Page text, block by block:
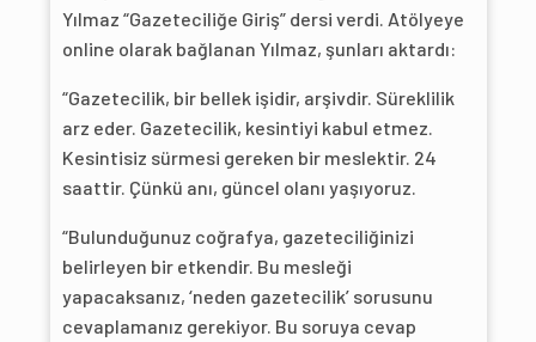
Yılmaz “Gazeteciliğe Giriş” dersi verdi. Atölyeye
online olarak bağlanan Yılmaz, şunları aktardı:
“Gazetecilik, bir bellek işidir, arşivdir. Süreklilik
arz eder. Gazetecilik, kesintiyi kabul etmez.
Kesintisiz sürmesi gereken bir meslektir. 24
saattir. Çünkü anı, güncel olanı yaşıyoruz.
“Bulunduğunuz coğrafya, gazeteciliğinizi
belirleyen bir etkendir. Bu mesleği
yapacaksanız, ‘neden gazetecilik’ sorusunu
cevaplamanız gerekiyor. Bu soruya cevap